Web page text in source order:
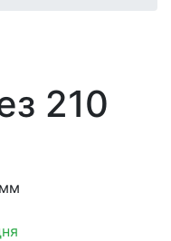
210